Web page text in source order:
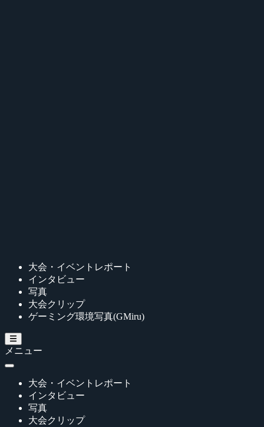
大会・イベントレポート
インタビュー
写真
大会クリップ
ゲーミング環境写真(GMiru)
メニュー
大会・イベントレポート
インタビュー
写真
大会クリップ